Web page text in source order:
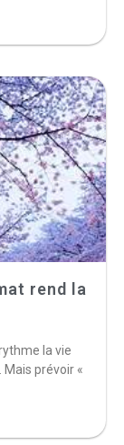
rend la
la vie
prévoir «